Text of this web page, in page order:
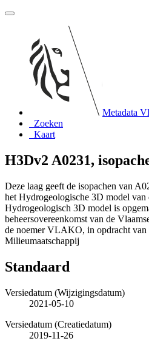
Metadata
Zoeken
Kaart
H3Dv2 A0231,
Deze laag geeft de isopachen van
het Hydrogeologische 3D model
Hydrogeologisch 3D model is
beheersovereenkomst van de
de noemer VLAKO, in opdracht van
Milieumaatschappij
Standaard
Versiedatum (Wijzigingsdatum)
2021-05-10
Versiedatum (Creatiedatum)
2019-11-26